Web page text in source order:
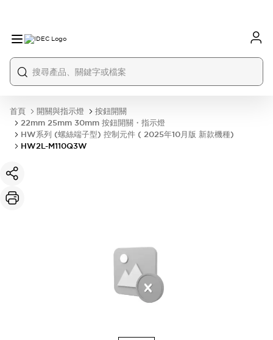
首頁 開關與指示燈
按鈕開關
22mm 25mm 30mm 按鈕開關・指示燈
HW系列 (螺絲端子型) 控制元件 ( 2025年10月版 新款機種)
HW2L-M110Q3W